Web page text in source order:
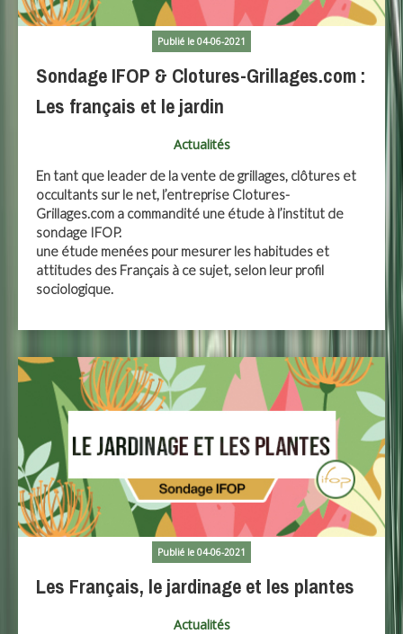
Publié le 04-06-2021
Sondage IFOP & Clotures-Grillages.com :
Les français et le jardin
Actualités
En tant que leader de la vente de grillages, clôtures et
occultants sur le net, l’entreprise Clotures-
Grillages.com a commandité une étude à l’institut de
sondage IFOP.
une étude menées pour mesurer les habitudes et
attitudes des Français à ce sujet, selon leur profil
sociologique.
Publié le 04-06-2021
Les Français, le jardinage et les plantes
Actualités